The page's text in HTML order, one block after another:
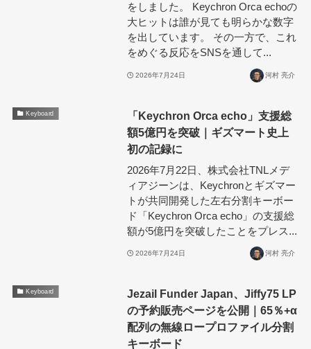
をしました。 Keychron Orca echoの
大ヒットは誰が見ても明らかな数字
を出しています。 その一方で、これ
をめぐる反応をSNSを通して...
2026年7月24日 河村 亮介
Keyboard
「Keychron Orca echo」支援総
額5億円を突破｜ギズマート史上
初の記録に
2026年7月22日、株式会社TNLメデ
ィアジーンは、Keychronとギズマー
トが共同開発した左右分割キーボー
ド「Keychron Orca echo」の支援総
額が5億円を突破したことをプレス...
2026年7月24日 河村 亮介
Keyboard
Jezail Funder Japan、Jiffy75 LP
の予約販売ページを公開｜65％+α
配列の無線ロープロファイル分割
キーボード